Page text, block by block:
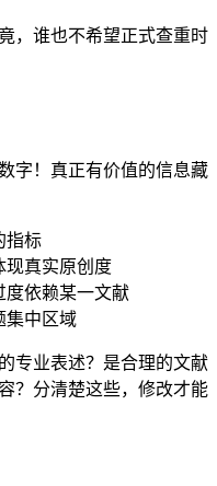
，谁也不希望正式查重时
字！真正有价值的信息藏
指标
现真实原创度
度依赖某一文献
集中区域
专业表述？是合理的文献
？分清楚这些，修改才能